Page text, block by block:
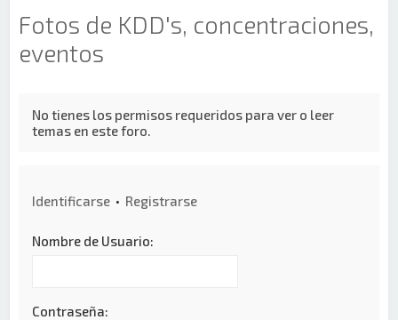
Fotos de KDD's, concentraciones,
eventos
No tienes los permisos requeridos para ver o leer
temas en este foro.
Identificarse • Registrarse
Nombre de Usuario:
Contraseña: